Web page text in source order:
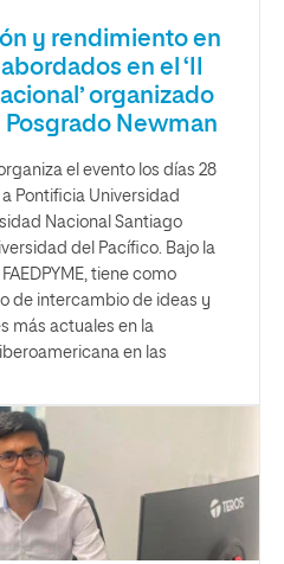
y rendimiento en
en el ‘II
organizado
Posgrado Newman
el evento los días 28
Pontificia Universidad
Nacional Santiago
del Pacífico. Bajo la
tiene como
de intercambio de ideas y
más actuales en la
en las